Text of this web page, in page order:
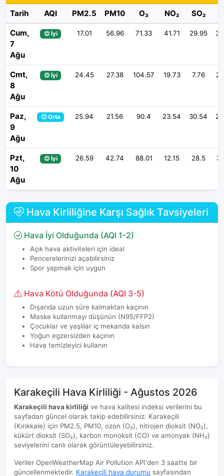
Tarih AQI PM2.5 PM10 O₃ NO₂ SO₂
Cum,
7
Ağu
😊 İyi 17.01 56.96 71.33 41.71 29.95
Cmt,
8
Ağu
😊 İyi 24.45 27.38 104.57 19.73 7.76
Paz,
9
Ağu
🙂 Orta 25.94 21.56 90.4 23.54 30.54
Pzt,
10
Ağu
😊 İyi 26.59 42.74 88.01 12.15 28.5
Hava Kirliliğine Karşı Sağlık Tavsiyeleri
Hava İyi Olduğunda (AQI 1-2)
Açık hava aktiviteleri için ideal
Pencerelerinizi açabilirsiniz
Spor yapmak için uygun
Hava Kötü Olduğunda (AQI 3-5)
Dışarıda uzun süre kalmaktan kaçının
Maske kullanmayı düşünün (N95/FFP2)
Çocuklar ve yaşlılar iç mekanda kalsın
Yoğun egzersizden kaçının
Hava temizleyici kullanın
Karakeçili Hava Kirliliği - Ağustos 2026
Karakeçili hava kirliliği ve hava kalitesi indeksi verilerini bu
sayfadan güncel olarak takip edebilirsiniz. Karakeçili
(Kırıkkale) için PM2.5, PM10, ozon (O₃), nitrojen dioksit (NO₂),
kükürt dioksit (SO₂), karbon monoksit (CO) ve amonyak (NH₃)
seviyelerini canlı olarak görüntüleyebilirsiniz.
Veriler OpenWeatherMap Air Pollution API'den 3 saatte bir
güncellenmektedir. Karakeçili hava durumu sayfasından